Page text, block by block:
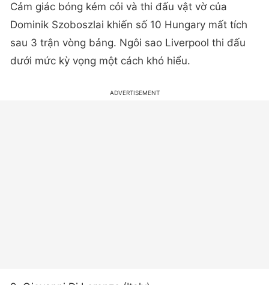
Cảm giác bóng kém cỏi và thi đấu vật vờ của
Dominik Szoboszlai khiến số 10 Hungary mất tích
sau 3 trận vòng bảng. Ngôi sao Liverpool thi đấu
dưới mức kỳ vọng một cách khó hiểu.